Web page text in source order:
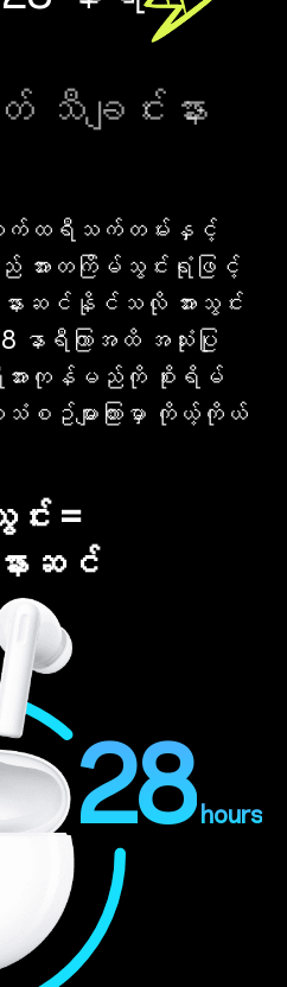
ချင်းနား
ဘက်ထရီသက်တမ်းနှင့်
အားတကြိမ်သွင်းရုံဖြင့်
နားဆင်နိုင်သလို အားသွင်း
နာရီကြာအထိ အသုံးပြု
အားကုန်မည်ကို စိုးရိမ်
ဥ်များကြားမှာ ကိုယ့်ကိုယ်
င်း =
ားဆင်
28hours